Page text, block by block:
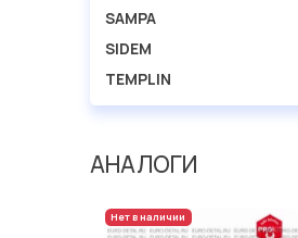
SAMPA
SIDEM
TEMPLIN
АНАЛОГИ
Нет в наличии